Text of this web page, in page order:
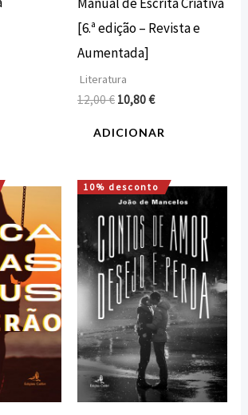
[6.ª edição – Revista e
Aumentada]
Literatura
12,00€ 10,80€
ADICIONAR
10% desconto
O
preço
original
era:
8,00 €.
O
preço
atual
7,20 €.